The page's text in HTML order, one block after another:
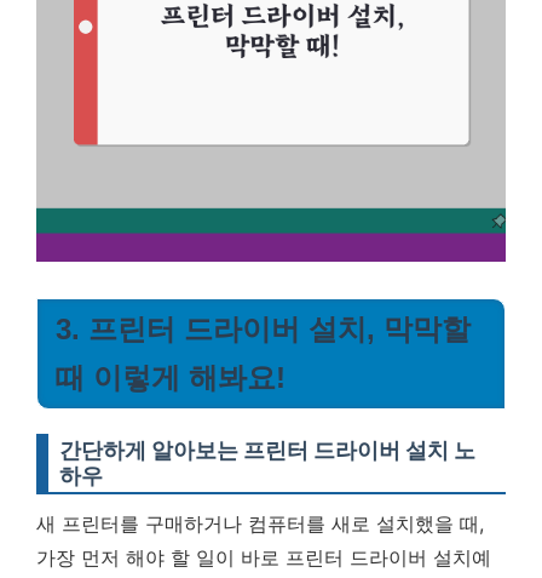
3. 프린터 드라이버 설치, 막막할
때 이렇게 해봐요!
간단하게 알아보는 프린터 드라이버 설치 노
하우
새 프린터를 구매하거나 컴퓨터를 새로 설치했을 때,
가장 먼저 해야 할 일이 바로 프린터 드라이버 설치예